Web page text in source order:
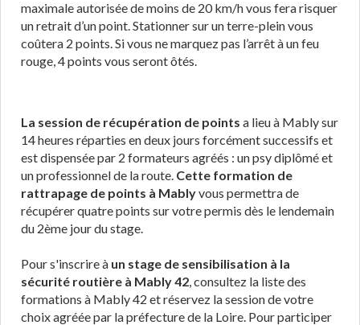
maximale autorisée de moins de 20 km/h vous fera risquer
un retrait d’un point. Stationner sur un terre-plein vous
coûtera 2 points. Si vous ne marquez pas l’arrêt à un feu
rouge, 4 points vous seront ôtés.
La session de récupération de points a lieu à Mably sur
14 heures réparties en deux jours forcément successifs et
est dispensée par 2 formateurs agréés : un psy diplômé et
un professionnel de la route. Cette formation de
rattrapage de points à Mablyvous permettra de
récupérer quatre points sur votre permis dès le lendemain
du 2ème jour du stage.
Pour s'inscrire à un stage de sensibilisation à la
sécurité routière à Mably 42, consultez la liste des
formations à Mably 42 et réservez la session de votre
choix agréée par la préfecture de la Loire. Pour participer